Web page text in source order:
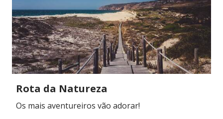
Rota da Natureza
Os mais aventureiros vão adorar!